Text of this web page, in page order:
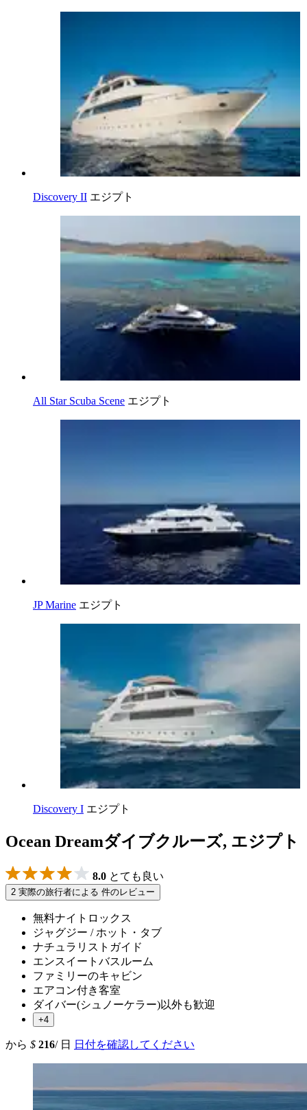
Discovery II エジプト
All Star Scuba Scene エジプト
JP Marine エジプト
Discovery I エジプト
Ocean Dreamダイブクルーズ, エジプト
8.0 とても良い
2 実際の旅行者による 件のレビュー
無料ナイトロックス
ジャグジー / ホット・タブ
ナチュラリストガイド
エンスイートバスルーム
ファミリーのキャビン
エアコン付き客室
ダイバー(シュノーケラー)以外も歓迎
+4
から $ 216/ 日 日付を確認してください